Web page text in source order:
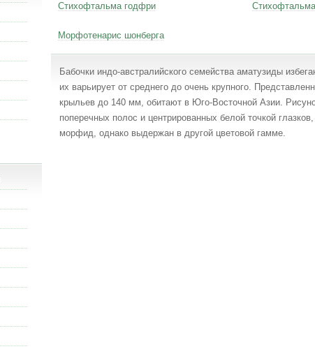
Стихофтальма годфри
Морфотенарис шонберга
Бабочки индо-австралийского семейства аматузиды
их варьирует от среднего до очень крупного.
крыльев до 140 мм, обитают в Юго-Восточной Азии.
поперечных полос и центрированных белой точкой
морфид, однако выдержан в другой цветовой гамме.